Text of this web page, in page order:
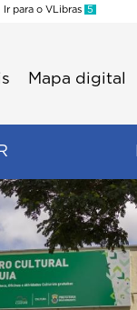
Ir para o VLibras 5
Mapa digital